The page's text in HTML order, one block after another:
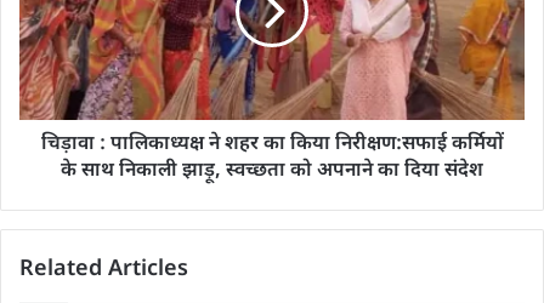
चिड़ावा : पालिकाध्यक्ष ने शहर का किया निरीक्षण:सफाई कर्मियों
के साथ निकाली झाड़ू, स्वच्छता को अपनाने का दिया संदेश
Related Articles